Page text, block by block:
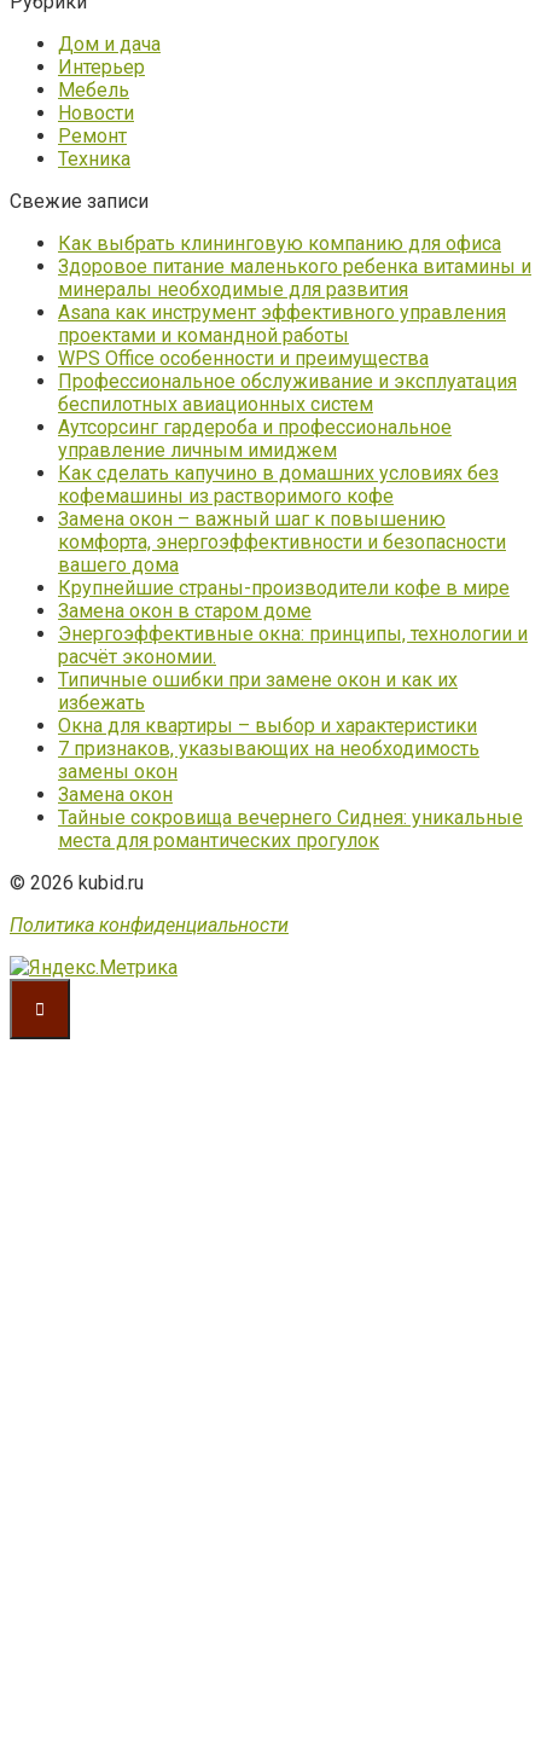
Дом и дача
Интерьер
Мебель
Новости
Ремонт
Техника
Свежие записи
Как выбрать клининговую компанию для офиса
Здоровое питание маленького ребенка витамины и
минералы необходимые для развития
Asana как инструмент эффективного управления
проектами и командной работы
WPS Office особенности и преимущества
Профессиональное обслуживание и эксплуатация
беспилотных авиационных систем
Аутсорсинг гардероба и профессиональное
управление личным имиджем
Как сделать капучино в домашних условиях без
кофемашины из растворимого кофе
Замена окон – важный шаг к повышению
комфорта, энергоэффективности и безопасности
вашего дома
Крупнейшие страны-производители кофе в мире
Замена окон в старом доме
Энергоэффективные окна: принципы, технологии и
расчёт экономии.
Типичные ошибки при замене окон и как их
избежать
Окна для квартиры – выбор и характеристики
7 признаков, указывающих на необходимость
замены окон
Замена окон
Тайные сокровища вечернего Сиднея: уникальные
места для романтических прогулок
© 2026 kubid.ru
Политика конфиденциальности